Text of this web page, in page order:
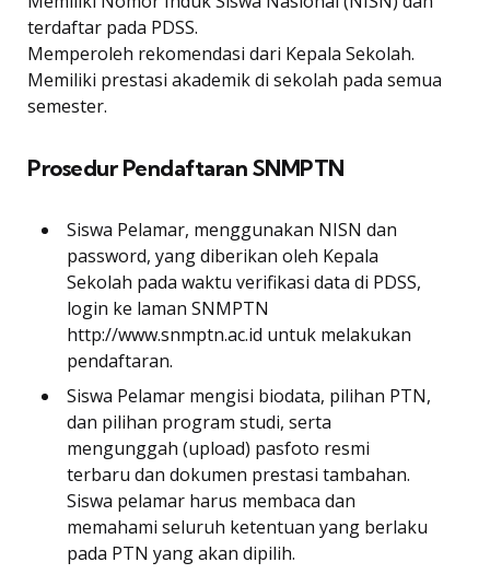
terdaftar pada PDSS.
Memperoleh rekomendasi dari Kepala Sekolah.
Memiliki prestasi akademik di sekolah pada semua
semester.
Prosedur Pendaftaran SNMPTN
Siswa Pelamar, menggunakan NISN dan
password, yang diberikan oleh Kepala
Sekolah pada waktu verifikasi data di PDSS,
login ke laman SNMPTN
http://www.snmptn.ac.id untuk melakukan
pendaftaran.
Siswa Pelamar mengisi biodata, pilihan PTN,
dan pilihan program studi, serta
mengunggah (upload) pasfoto resmi
terbaru dan dokumen prestasi tambahan.
Siswa pelamar harus membaca dan
memahami seluruh ketentuan yang berlaku
pada PTN yang akan dipilih.